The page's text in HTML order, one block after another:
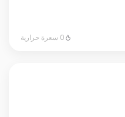
0 سعرة حرارية